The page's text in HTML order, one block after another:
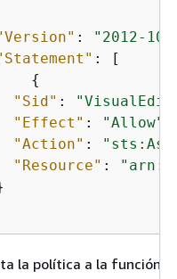
:
"2012-10-
: [
{
"Sid" :
"Effect" : "Allow"
"Action" :
"Resource" :
la política a la función